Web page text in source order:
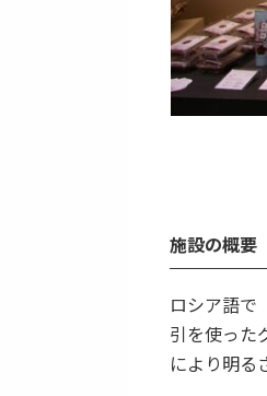
施設の概要
ロシア語で
引を使った
により明る